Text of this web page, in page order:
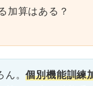
加算はある？
ん。個別機能訓練